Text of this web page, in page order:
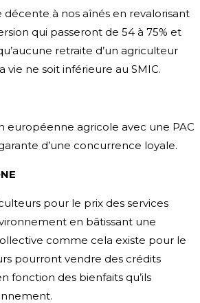
décente à nos aînés en revalorisant
qui passeront de 54 à 75% et
retraite d’un agriculteur
vie ne soit inférieure au SMIC.
européenne agricole avec une PAC
d’une concurrence loyale.
pour le prix des services
en bâtissant une
comme cela existe pour le
pourront vendre des crédits
fonction des bienfaits qu’ils